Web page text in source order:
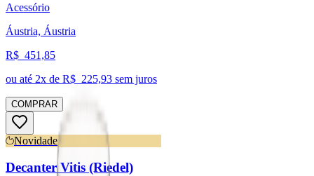
Acessório
Áustria, Áustria
R$ 451,85
ou até 2x de R$ 225,93 sem juros
COMPRAR
Novidade
Decanter Vitis (Riedel)